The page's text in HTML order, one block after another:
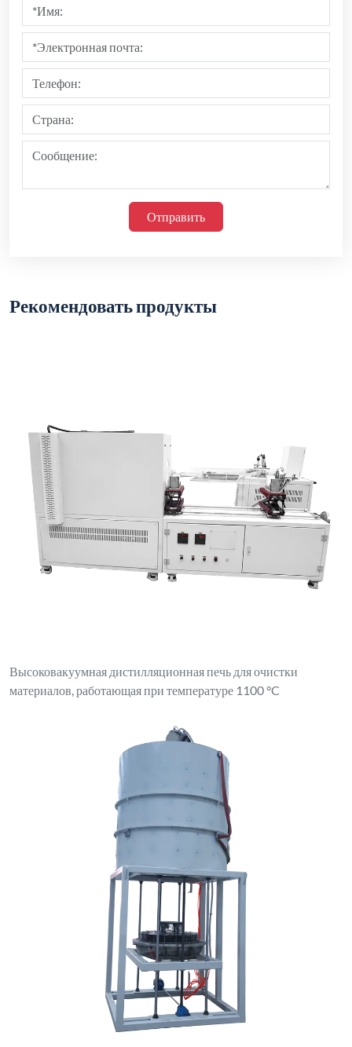
Отправить
Рекомендовать продукты
Высоковакуумная дистилляционная печь для очистки
материалов, работающая при температуре 1100 °C